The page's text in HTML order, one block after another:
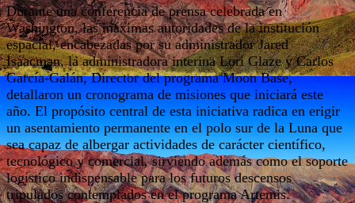
Durante una conferencia de prensa celebrada en
Washington, las máximas autoridades de la institución
espacial, encabezadas por su administrador Jared
Isaacman, la administradora interina Lori Glaze y Carlos
García-Galán, Director del programa Moon Base,
detallaron un cronograma de misiones que iniciará este
año. El propósito central de esta iniciativa radica en erigir
un asentamiento permanente en el polo sur de la Luna que
sea capaz de albergar actividades de carácter científico,
tecnológico y comercial, sirviendo además como el soporte
logístico indispensable para los futuros descensos
tripulados contemplados en el programa Artemis.